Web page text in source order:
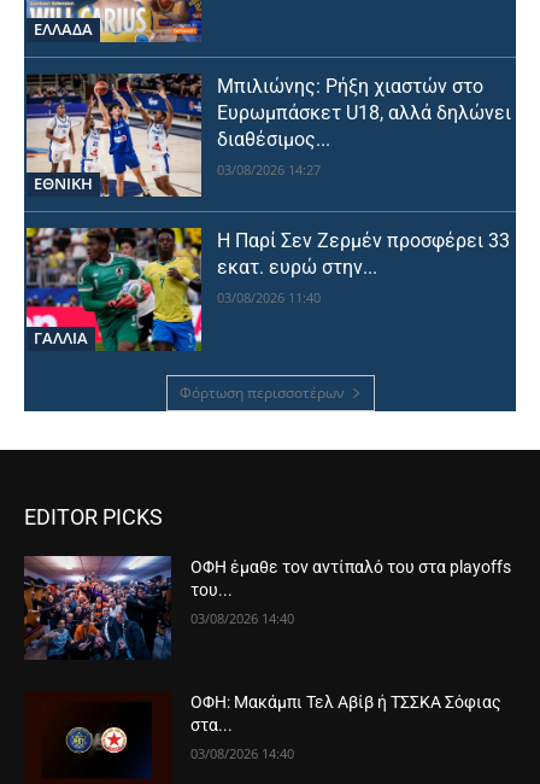
ΕΛΛΑΔΑ
ΕΘΝΙΚΉ
Μπιλιώνης: Ρήξη χιαστών στο
Ευρωμπάσκετ U18, αλλά δηλώνει
διαθέσιμος...
03/08/2026 14:27
ΓΑΛΛΙΑ
Η Παρί Σεν Ζερμέν προσφέρει 33
εκατ. ευρώ στην...
03/08/2026 11:40
Φόρτωση περισσοτέρων
EDITOR PICKS
ΟΦΗ έμαθε τον αντίπαλό του στα playoffs
του...
03/08/2026 14:40
ΟΦΗ: Μακάμπι Τελ Αβίβ ή ΤΣΣΚΑ Σόφιας
στα...
03/08/2026 14:40